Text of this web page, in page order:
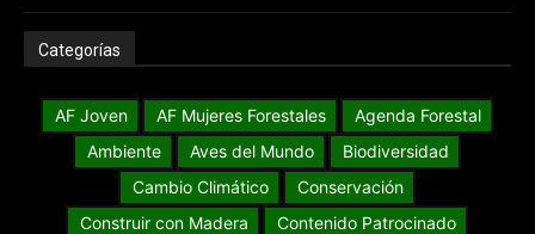
Categorías
AF Joven AF Mujeres Forestales
Agenda Forestal
Ambiente
Aves del Mundo
Biodiversidad
Cambio Climático
Conservación
Construir con Madera
Contenido Patrocinado